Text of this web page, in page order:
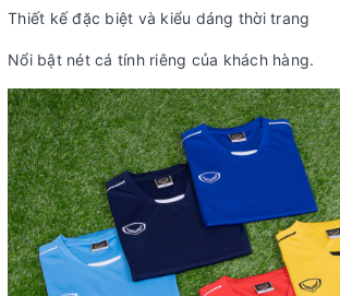
Thiết kế đặc biệt và kiểu dáng thời trang
Nổi bật nét cá tính riêng của khách hàng.